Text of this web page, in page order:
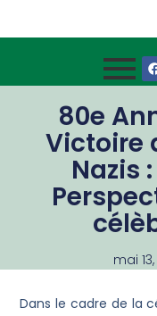
80e
Victoire
Nazis
mai
Dans le cadre de la